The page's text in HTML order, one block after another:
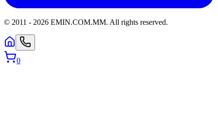
© 2011 - 2026 EMIN.COM.MM. All rights reserved.
0